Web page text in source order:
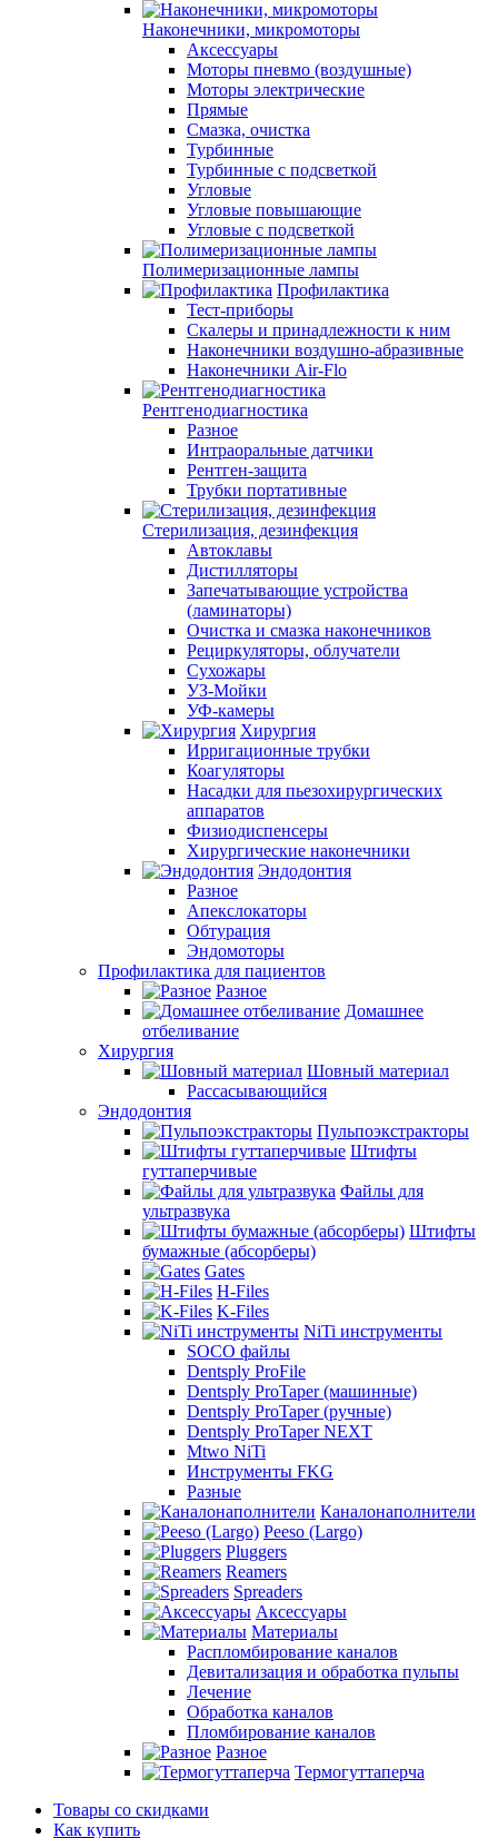
Наконечники, микромоторы
Аксессуары
Моторы пневмо (воздушные)
Моторы электрические
Прямые
Смазка, очистка
Турбинные
Турбинные с подсветкой
Угловые
Угловые повышающие
Угловые с подсветкой
Полимеризационные лампы
Профилактика
Тест-приборы
Скалеры и принадлежности к ним
Наконечники воздушно-абразивные
Наконечники Air-Flo
Рентгенодиагностика
Разное
Интраоральные датчики
Рентген-защита
Трубки портативные
Стерилизация, дезинфекция
Автоклавы
Дистилляторы
Запечатывающие устройства
(ламинаторы)
Очистка и смазка наконечников
Рециркуляторы, облучатели
Сухожары
УЗ-Мойки
УФ-камеры
Хирургия
Ирригационные трубки
Коагуляторы
Насадки для пьезохирургических
аппаратов
Физиодиспенсеры
Хирургические наконечники
Эндодонтия
Разное
Апекслокаторы
Обтурация
Эндомоторы
Профилактика для пациентов
Разное
Домашнее
отбеливание
Хирургия
Шовный материал
Рассасывающийся
Эндодонтия
Пульпоэкстракторы
Штифты
гуттаперчивые
Файлы для
ультразвука
Штифты
бумажные (абсорберы)
Gates
H-Files
K-Files
NiTi инструменты
SOCO файлы
Dentsply ProFile
Dentsply ProTaper (машинные)
Dentsply ProTaper (ручные)
Dentsply ProTaper NEXT
Mtwo NiTi
Инструменты FKG
Разные
Каналонаполнители
Peeso (Largo)
Pluggers
Reamers
Spreaders
Аксессуары
Материалы
Распломбирование каналов
Девитализация и обработка пульпы
Лечение
Обработка каналов
Пломбирование каналов
Разное
Термогуттаперча
Товары со скидками
Как купить